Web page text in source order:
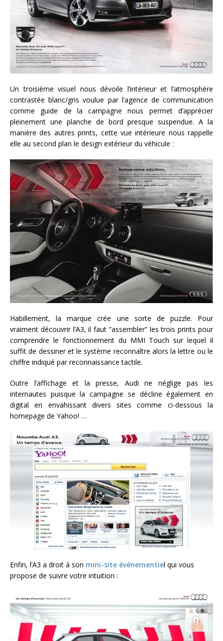
Un troisième visuel nous dévoile l’intérieur et l’atmosphère
contrastée blanc/gris voulue par l’agence de communication
comme guide de la campagne nous permet d’apprécier
pleinement une planche de bord presque suspendue. A la
manière des autres prints, cette vue intérieure nous rappelle
elle au second plan le design extérieur du véhicule :
Habillement, la marque crée une sorte de puzzle. Pour
vraiment découvrir l’A3, il faut “assembler” les trois prints pour
comprendre le fonctionnement du MMI Touch sur lequel il
suffit de dessiner et le système reconnaître alors la lettre ou le
chiffre indiqué par reconnaissance tactile.
Outre l’affichage et la presse, Audi ne néglige pas les
internautes puisque la campagne se décline également en
digital en envahissant divers sites comme ci-dessous la
homepage de Yahoo! …
Enfin, l’A3 a droit à son mini-site événementiel qui vous
propose de suivre votre intuition :